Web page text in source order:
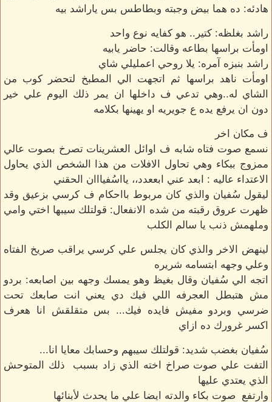
هادئه: ده هما بيض وجبته وبطاطس بس ياراشد بيه
راشد بغلظه: كتير.. هو كفايه نوع واحد
اومأت براسها بطاعه وقالت: حاضر يابيه
راشد بنبزه آمره: يلا روحي اعمليلي شاي
اومأت ناهد براسها ثم اتجهت الي المطبخ لتحضر كوب من
الشاي له..وهي تدعي ف داخلها ان يمر ذلك اليوم علي خير
دون ان يرفع يده ع جويريه او يهينها بكلامه
ف مكان اخر
نسمع صوت فتاه شابه ف اوائل العشرينات تصرخ بصوت عالي
ممزوج ببكاء وهي تحاول الافلات من هذا الشخص الذي يحاول
الاعتداء عاليه : ابعد عني ابععدد،، يااسُفيااان الحقني
ليقول سُفيان والذي كان مربوط بااحكام ف كرسي بزعيق وقد
ظهرت عروق رقبته من شده الانفعال: قولتلك سيبها اختي وامي
وملهمش ذنب يا سالم الكلب
لينهض الاخر والذي كان يجلس علي كرسي يراقب صريخ الفتاه
وعلي وجهه ابتسامه شريره
اتجه الي سُفيان وقال بغيظ وهو يمسك وجهه بين اصابعه: بردو
مش هتبطل العجرفه اللي فيك دي يعني انت صابعك تحت
ضرسي وبردو مفيش فايده فيك... بس متقلقش انا هعرف
اكسر غرورك ده ازاي
سُفيان بغضب شديد: قولتلك سيبهم وحسابك معايا انا...
التفت علي صوت صراخ اخته الذي زاد بسبب ذلك المتوحش
الذي يعتدي عليها
وارتفع صوت بكاء والدته ايضا علي ما يحدث لأبنائها